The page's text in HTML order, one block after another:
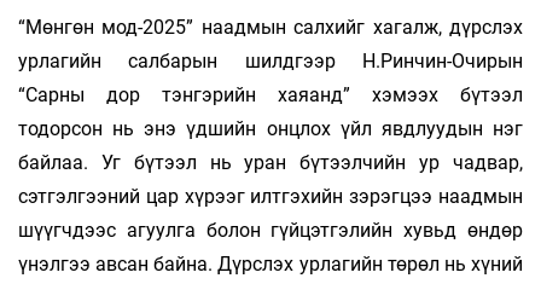
“Мөнгөн мод-2025” наадмын салхийг хагалж, дүрслэх
урлагийн салбарын шилдгээр Н.Ринчин-Очирын
“Сарны дор тэнгэрийн хаяанд” хэмээх бүтээл
тодорсон нь энэ үдшийн онцлох үйл явдлуудын нэг
байлаа. Уг бүтээл нь уран бүтээлчийн ур чадвар,
сэтгэлгээний цар хүрээг илтгэхийн зэрэгцээ наадмын
шүүгчдээс агуулга болон гүйцэтгэлийн хувьд өндөр
үнэлгээ авсан байна. Дүрслэх урлагийн төрөл нь хүний